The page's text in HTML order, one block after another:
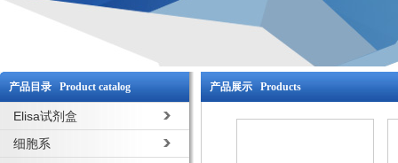
产品目录 Product catalog
Elisa试剂盒
细胞系
产品展示 Products